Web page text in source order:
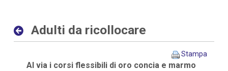
Adulti da ricollocare
Stampa
Al via i corsi flessibili di oro concia e marmo